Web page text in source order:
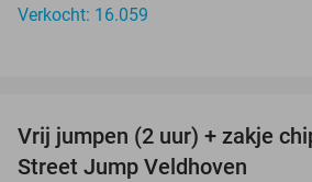
Verkocht: 16.059
Vrij jumpen (2 uur) + zakje
Street Jump Veldhoven